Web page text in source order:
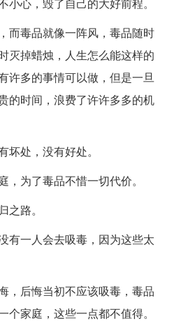
而毒品就像一阵风，毒品随时
灭掉蜡烛，人生怎么能这样的
许多的事情可以做，但是一旦
的时间，浪费了许许多多的机
坏处，没有好处。
为了毒品不惜一切代价。
路。
有一人会去吸毒，因为这些太
，后悔当初不应该吸毒，毒品
家庭，这些一点都不值得。